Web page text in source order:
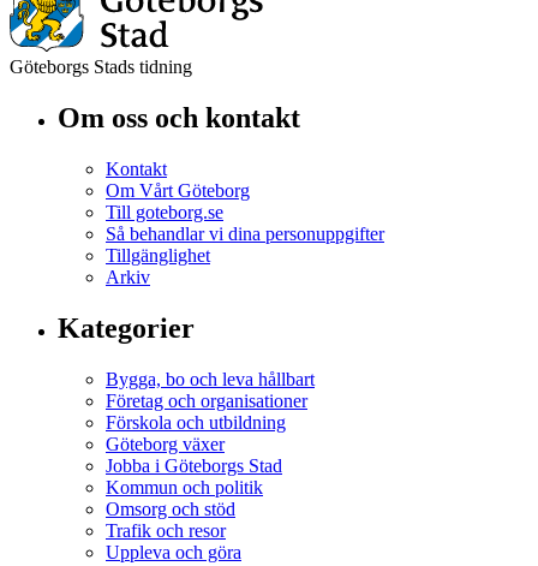
Göteborgs Stads tidning
Om oss och kontakt
Kontakt
Om Vårt Göteborg
Till goteborg.se
Så behandlar vi dina personuppgifter
Tillgänglighet
Arkiv
Kategorier
Bygga, bo och leva hållbart
Företag och organisationer
Förskola och utbildning
Göteborg växer
Jobba i Göteborgs Stad
Kommun och politik
Omsorg och stöd
Trafik och resor
Uppleva och göra